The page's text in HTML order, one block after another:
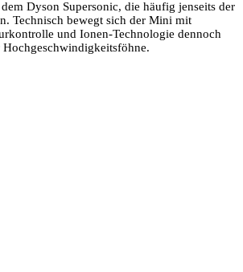
Dyson Supersonic, die häufig jenseits der
Technisch bewegt sich der Mini mit
und Ionen-Technologie dennoch
Hochgeschwindigkeitsföhne.